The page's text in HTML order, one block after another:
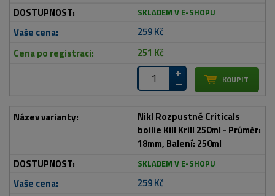
SKLADEM V E-SHOPU
259 Kč
251 Kč
Nikl Rozpustné Criticals
boilie Kill Krill 250ml - Průměr:
18mm, Balení: 250ml
SKLADEM V E-SHOPU
259 Kč